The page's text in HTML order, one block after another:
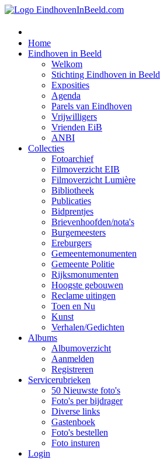
Home
Eindhoven in Beeld
Welkom
Stichting Eindhoven in Beeld
Exposities
Agenda
Parels van Eindhoven
Vrijwilligers
Vrienden EiB
ANBI
Collecties
Fotoarchief
Filmoverzicht EIB
Filmoverzicht Lumière
Bibliotheek
Publicaties
Bidprentjes
Brievenhoofden/nota's
Burgemeesters
Ereburgers
Gemeentemonumenten
Gemeente Politie
Rijksmonumenten
Hoogste gebouwen
Reclame uitingen
Toen en Nu
Kunst
Verhalen/Gedichten
Albums
Albumoverzicht
Aanmelden
Registreren
Servicerubrieken
50 Nieuwste foto's
Foto's per bijdrager
Diverse links
Gastenboek
Foto's bestellen
Foto insturen
Login